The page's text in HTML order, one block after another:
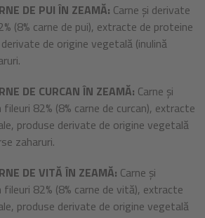
DE PUI ÎN ZEAMĂ: Carne și derivate
(8% carne de pui), extracte de proteine
de origine vegetală (inulină
DE CURCAN ÎN ZEAMĂ: Carne și
82% (8% carne de curcan), extracte
produse derivate de origine vegetală
zaharuri.
DE VITĂ ÎN ZEAMĂ: Carne și
82% (8% carne de vită), extracte
produse derivate de origine vegetală